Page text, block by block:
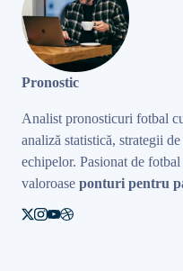
Pronostic
Analist pronosticuri fotbal
analiză statistică, strategii
echipelor. Pasionat de
valoroase ponturi pentru